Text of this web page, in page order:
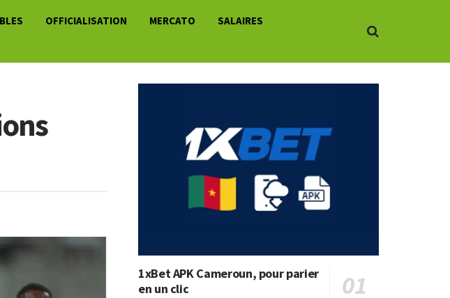
OFFICIALISATION MERCATO
SALAIRES
1xBet APK Cameroun, pour parier
en un clic